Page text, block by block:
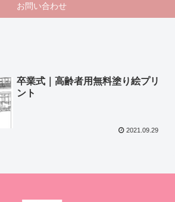
お問い合わせ
卒業式｜高齢者用無料塗り絵プリ
ント
2021.09.29